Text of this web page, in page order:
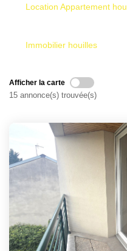
Qui
AFR
AFR
AFR
Location Appartement
Immobilier houilles
Afficher la carte
15 annonce(s) trouvée(s)